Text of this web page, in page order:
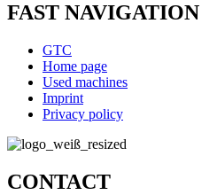
FAST NAVIGATION
GTC
Home page
Used machines
Imprint
Privacy policy
CONTACT